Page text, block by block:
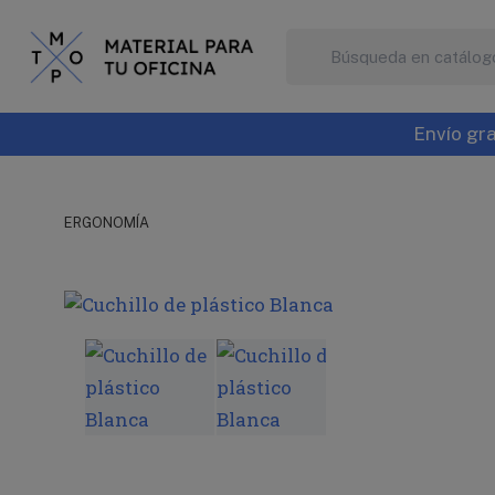
Envío
ERGONOMÍA